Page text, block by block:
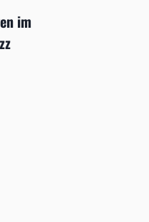
im